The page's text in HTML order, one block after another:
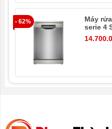
Kiểu dáng hiện đại, nhỏ
Máy rửa chén độc lập
đại cùng với lớp vỏ ngoài
không gian bếp nhà bạn.
- 62%
Máy
serie 4